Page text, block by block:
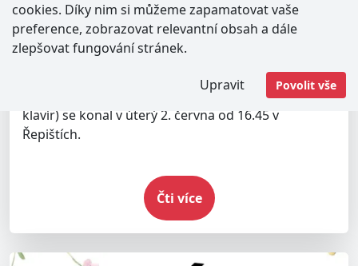
Absolventský koncert Barbory
Zárubové 2. června v Řepištích
Absolventský koncert Barbory Zárubové (zpěv,
klavír) se konal v úterý 2. června od 16.45 v
Řepištích.
Čti více
cookies. Díky nim si můžeme zapamatovat vaše
preference, zobrazovat relevantní obsah a dále
zlepšovat fungování stránek.
Upravit Povolit vše